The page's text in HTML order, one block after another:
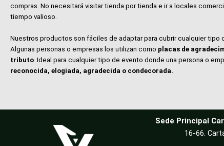
compras. No necesitará visitar tienda por tienda e ir a locales
tiempo valioso.
Nuestros productos son fáciles de adaptar para cubrir cualquier tipo
Algunas personas o empresas los utilizan como placas de
tributo. Ideal para cualquier tipo de evento donde una persona o
reconocida, elogiada, agradecida o condecorada.
Sede Principal
16-66.